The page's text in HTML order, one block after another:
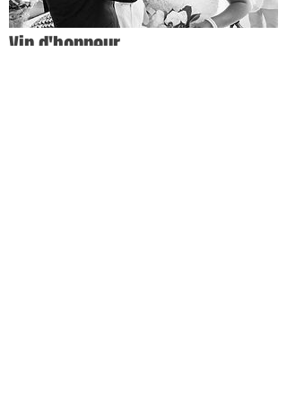
Vin d'honneur